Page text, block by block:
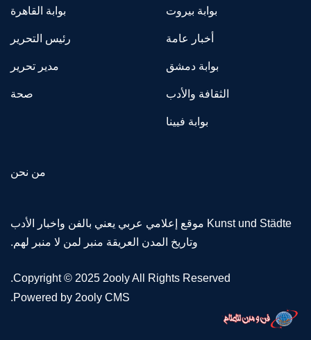
بوابة بيروت
أخبار عامة
بوابة دمشق
الثقافة والأدب
بوابة فيينا
بوابة القاهرة
رئيس التحرير
مدير تحرير
صحة
من نحن
Kunst und Städte موقع إعلامي عربي يعني بالفن واخبار الأدب
وتاريخ المدن العريقة منبر لمن لا منبر لهم.
Copyright © 2025 2ooly All Rights Reserved.
Powered by 2ooly CMS
.